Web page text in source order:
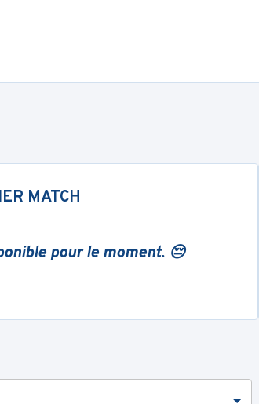
MATCH
pour le moment. 😔